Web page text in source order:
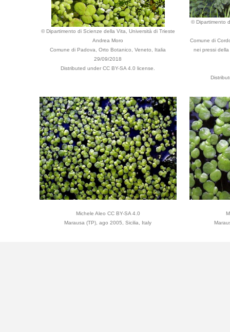
© Dipartimento di Scienze della Vita, Università di Trieste
Andrea Moro
Comune di Padova, Orto Botanico, Veneto, Italia
29/09/2018
Distributed under CC BY-SA 4.0 license.
© Dipartimento
Comune di
nei pressi
Michele Aleo CC BY-SA 4.0
Marausa (TP), ago 2005, Sicilia, Italy